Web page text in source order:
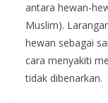
antara hewan-
Muslim).
hewan sebagai
cara menyakiti
tidak dibenarkan.